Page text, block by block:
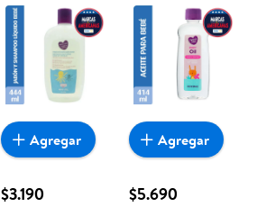
$3.190
Agregar
$5.690
Agregar